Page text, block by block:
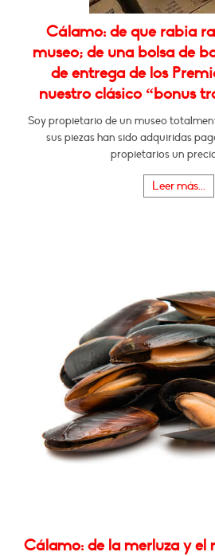
Cálamo: de que rabia
museo; de una bolsa de
de entrega de los
nuestro clásico “bonus
Soy propietario de un museo
sus piezas han sido adquiridas
propietarios un
Leer más...
Cálamo: de la merluza y el